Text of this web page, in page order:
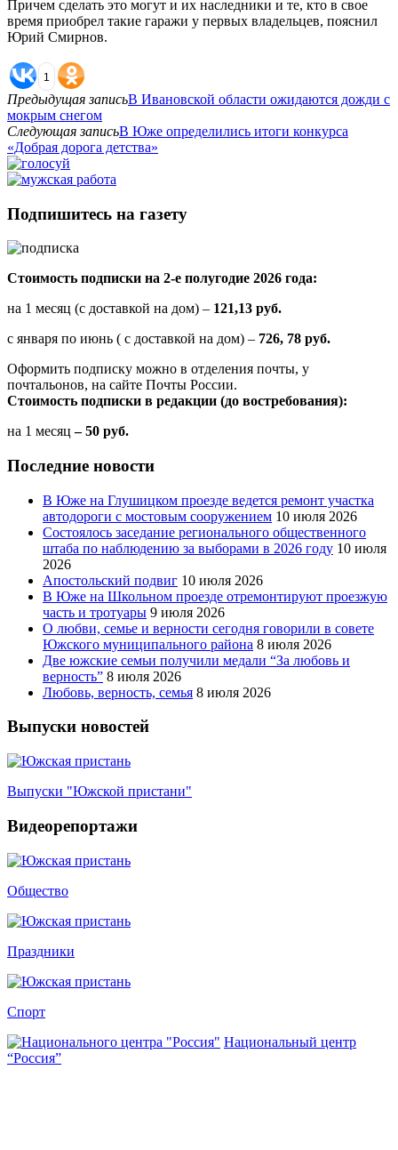
Причем сделать это могут и их наследники и те, кто в свое
время приобрел такие гаражи у первых владельцев, пояснил
Юрий Смирнов.
1
Предыдущая записьВ Ивановской области ожидаются дожди с
мокрым снегом
Следующая записьВ Юже определились итоги конкурса
«Добрая дорога детства»
Подпишитесь на газету
Стоимость подписки на 2-е полугодие 2026 года:
на 1 месяц (с доставкой на дом) – 121,13 руб.
с января по июнь ( с доставкой на дом) – 726, 78 руб.
Оформить подписку можно в отделения почты, у
почтальонов, на сайте Почты России.
Стоимость подписки в редакции (до востребования):
на 1 месяц – 50 руб.
Последние новости
В Юже на Глушицком проезде ведется ремонт участка
автодороги с мостовым сооружением 10 июля 2026
Состоялось заседание регионального общественного
штаба по наблюдению за выборами в 2026 году 10 июля
2026
Апостольский подвиг 10 июля 2026
В Юже на Школьном проезде отремонтируют проезжую
часть и тротуары 9 июля 2026
О любви, семье и верности сегодня говорили в совете
Южского муниципального района 8 июля 2026
Две южские семьи получили медали “За любовь и
верность” 8 июля 2026
Любовь, верность, семья 8 июля 2026
Выпуски новостей
Выпуски "Южской пристани"
Видеорепортажи
Общество
Праздники
Спорт
Национальный центр
“Россия”